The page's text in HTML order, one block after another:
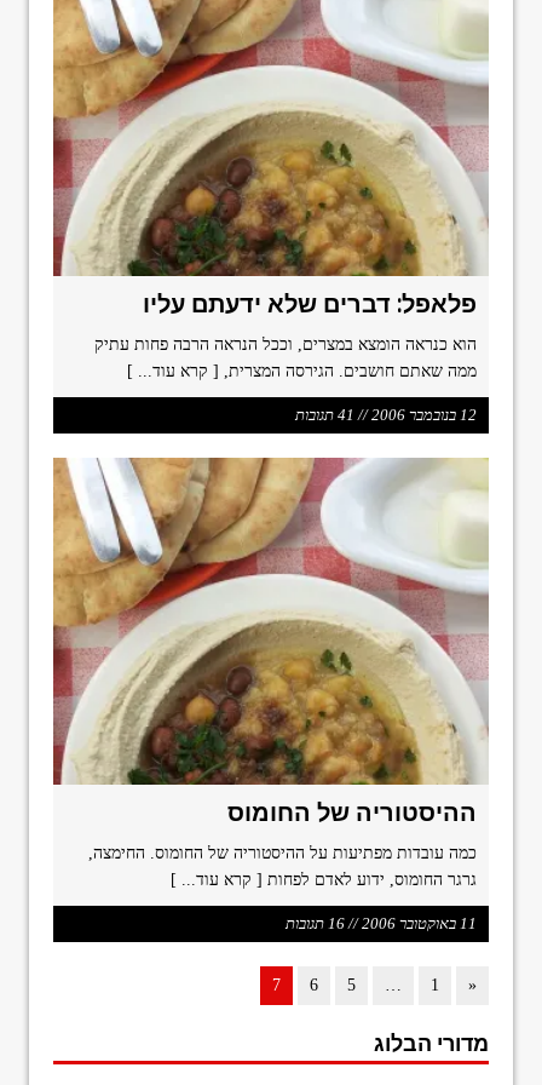
פלאפל: דברים שלא ידעתם עליו
הוא כנראה הומצא במצרים, וככל הנראה הרבה פחות עתיק
ממה שאתם חושבים. הגירסה המצרית,
[ קרא עוד... ]
12 בנובמבר 2006 // 41 תגובות
ההיסטוריה של החומוס
כמה עובדות מפתיעות על ההיסטוריה של החומוס. החימצה,
גרגר החומוס, ידוע לאדם לפחות [ קרא עוד... ]
11 באוקטובר 2006 // 16 תגובות
«
1
5
6
7
מדורי הבלוג